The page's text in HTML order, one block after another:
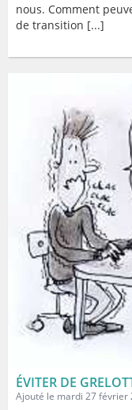
nous. Comment
de transition [...]
ÉVITER DE
Ajouté le mardi 27 février